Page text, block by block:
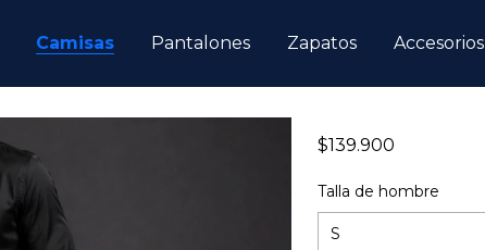
Camisas Pantalones Zapatos Accesorios
$139.900
Talla de hombre